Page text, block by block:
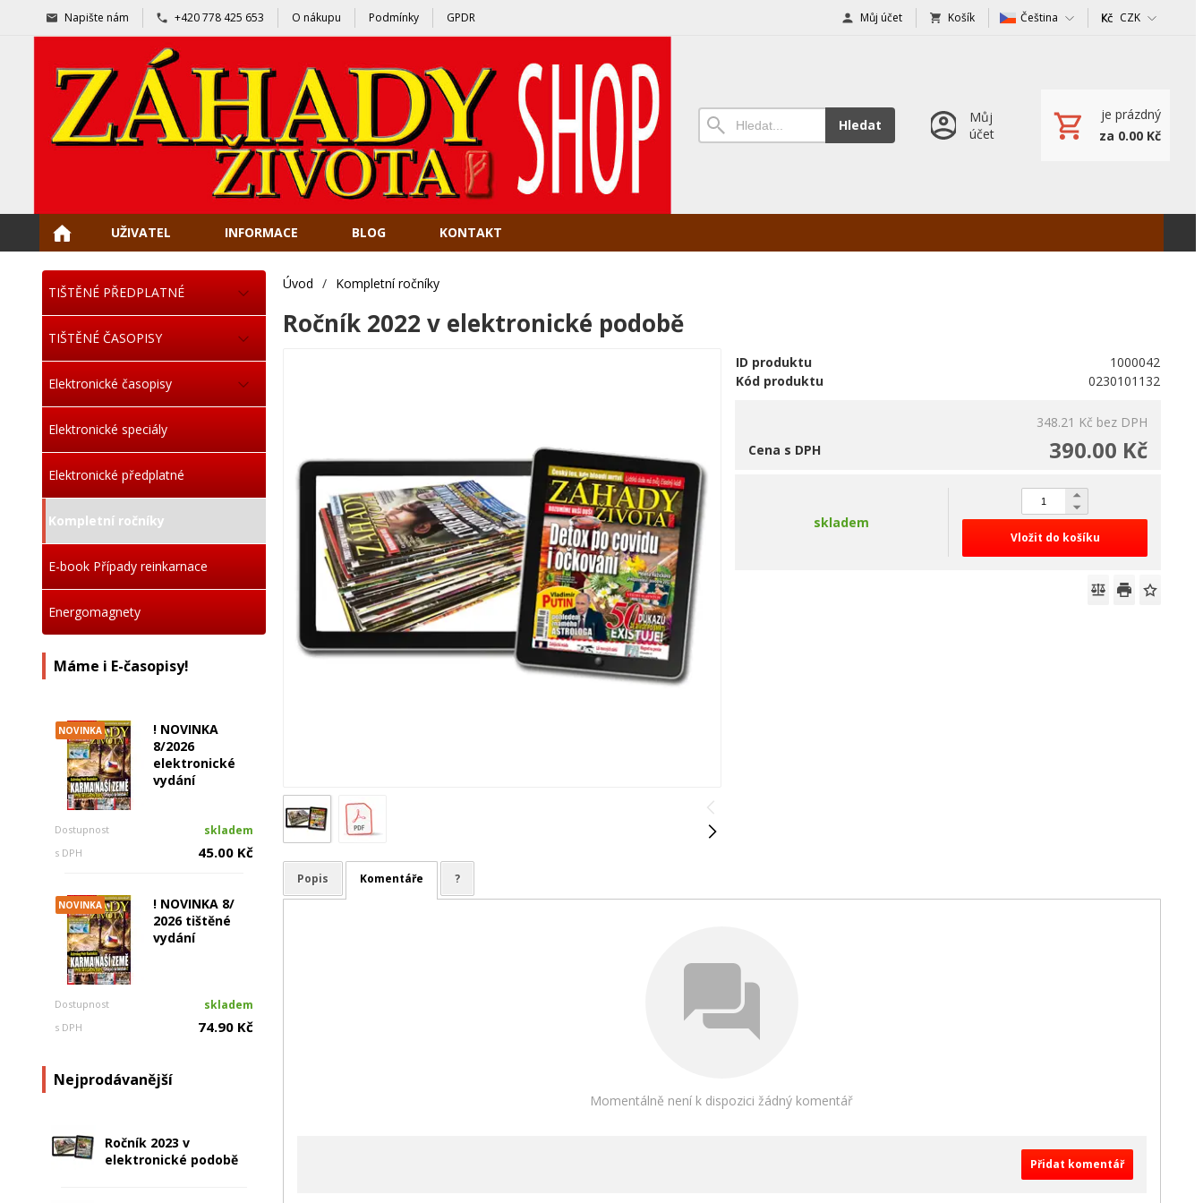
Napište nám +420 778 425 653 O nákupu Podmínky GPDR Můj účet Košík Čeština CZK
Hledat
Můj
účet
je prázdný
za 0.00 Kč
UŽIVATEL INFORMACE BLOG KONTAKT
TIŠTĚNÉ PŘEDPLATNÉ
TIŠTĚNÉ ČASOPISY
Elektronické časopisy
Elektronické speciály
Elektronické předplatné
Kompletní ročníky
E-book Případy reinkarnace
Energomagnety
Máme i E-časopisy!
NOVINKA
! NOVINKA
8/2026
elektronické
vydání
Dostupnost skladem
s DPH 45.00 Kč
NOVINKA
! NOVINKA 8/
2026 tištěné
vydání
Dostupnost skladem
s DPH 74.90 Kč
Nejprodávanější
Ročník 2023 v
elektronické podobě
Úvod / Kompletní ročníky
Ročník 2022 v elektronické podobě
ID produktu
1000042
Kód produktu
0230101132
348.21 Kč bez DPH
390.00 Kč
Cena s DPH
skladem
Vložit do košíku
Popis Komentáře ?
Momentálně není k dispozici žádný komentář
Přidat komentář